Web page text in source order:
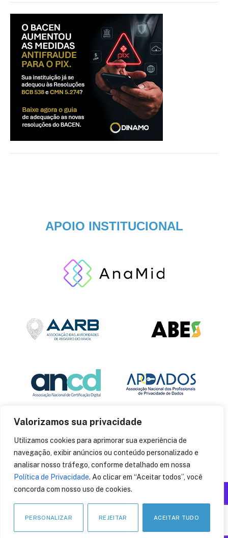
Valorizamos sua privacidade
Utilizamos cookies para aprimorar sua experiência de
navegação, exibir anúncios ou conteúdo personalizado e
analisar nosso tráfego, conforme detalhado em nossa
Política de Privacidade. Ao clicar em “Aceitar todos”, você
concorda com nosso uso de cookies.
PERSONALIZAR REJEITAR ACEITAR TUDO
APOIO INSTITUCIONAL
© 2014CryptoID. Todos os direitos reservados.
LinkedIn
Facebook
Instagram
X